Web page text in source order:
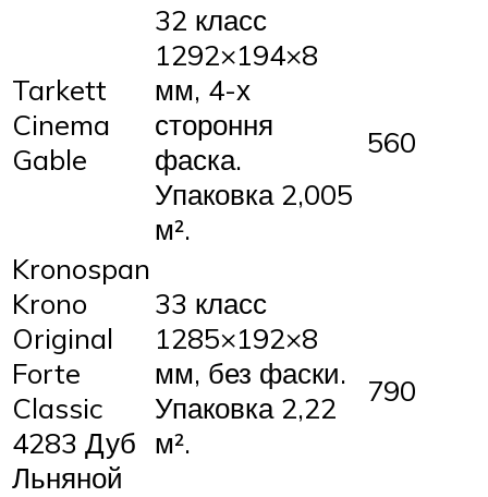
Tarkett
Cinema
Gable
32 класс
1292×194×8
мм, 4-х
стороння
фаска.
Упаковка 2,005
м².
560
Kronospan
Krono
Original
Forte
Classic
4283 Дуб
Льняной
33 класс
1285×192×8
мм, без фаски.
Упаковка 2,22
м².
790